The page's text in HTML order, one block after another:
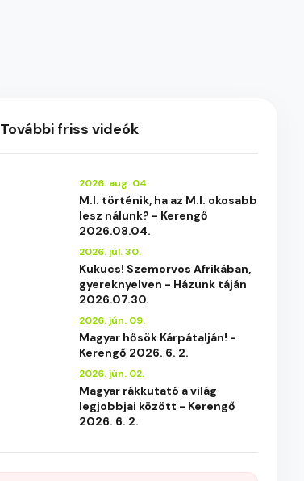
További friss videók
2026. aug. 04.
M.I. történik, ha az M.I. okosabb
lesz nálunk? - Kerengő
2026.08.04.
2026. júl. 30.
Kukucs! Szemorvos Afrikában,
gyereknyelven - Házunk táján
2026.07.30.
2026. jún. 09.
Magyar hősök Kárpátalján! -
Kerengő 2026. 6. 2.
2026. jún. 02.
Magyar rákkutató a világ
legjobbjai között - Kerengő
2026. 6. 2.